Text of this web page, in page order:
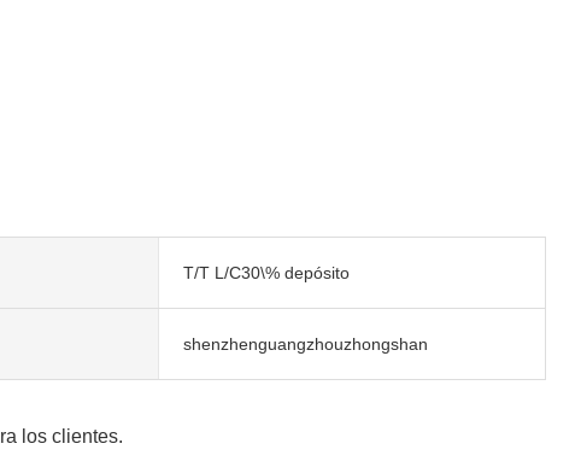
T/T L/C30\% depósito
shenzhenguangzhouzhongshan
los clientes.